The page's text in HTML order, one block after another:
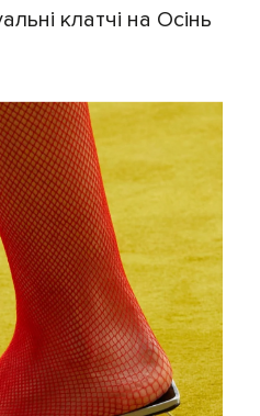
клатчі на Осінь